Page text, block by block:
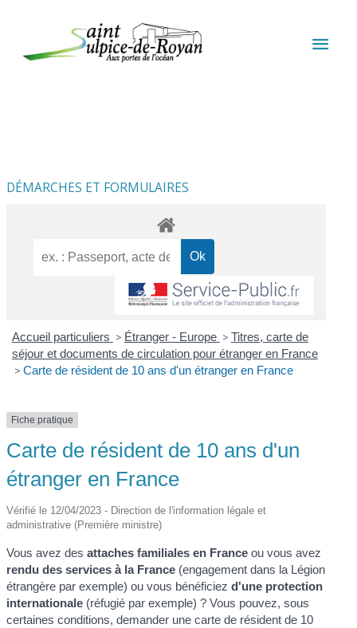
DÉMARCHES ET FORMULAIRES
Accueil particuliers > Étranger - Europe > Titres, carte de
séjour et documents de circulation pour étranger en France
> Carte de résident de 10 ans d'un étranger en France
Fiche pratique
Carte de résident de 10 ans d'un
étranger en France
Vérifié le 12/04/2023 - Direction de l'information légale et
administrative (Première ministre)
Vous avez desattaches familiales en France ou vous avez
rendu des services à la France (engagement dans la Légion
étrangère par exemple) ou vous bénéficiezd'une protection
internationale (réfugié par exemple) ? Vous pouvez, sous
certaines conditions, demander une carte de résident de 10